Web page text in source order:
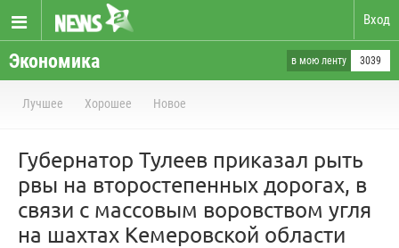
Вход
Экономика в мою ленту 3039
Лучшее Хорошее Новое
Губернатор Тулеев приказал рыть
рвы на второстепенных дорогах, в
связи с массовым воровством угля
на шахтах Кемеровской области